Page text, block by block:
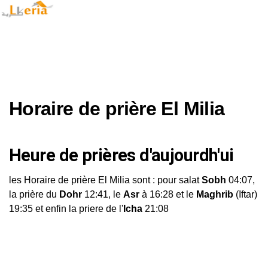
Horaire de prière El Milia
Heure de prières d'aujourdh'ui
les Horaire de prière El Milia sont : pour salatSobh 04:07,
la prière du Dohr 12:41, le Asr à 16:28 et le Maghrib (Iftar)
19:35 et enfin la priere de l' Icha 21:08